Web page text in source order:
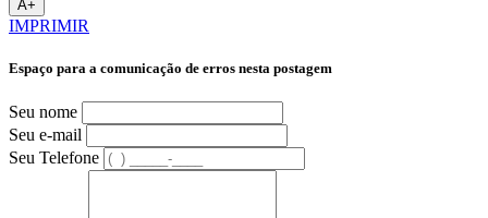
A+
IMPRIMIR
Espaço para a comunicação de erros nesta postagem
Seu nome
Seu e-mail
Seu Telefone